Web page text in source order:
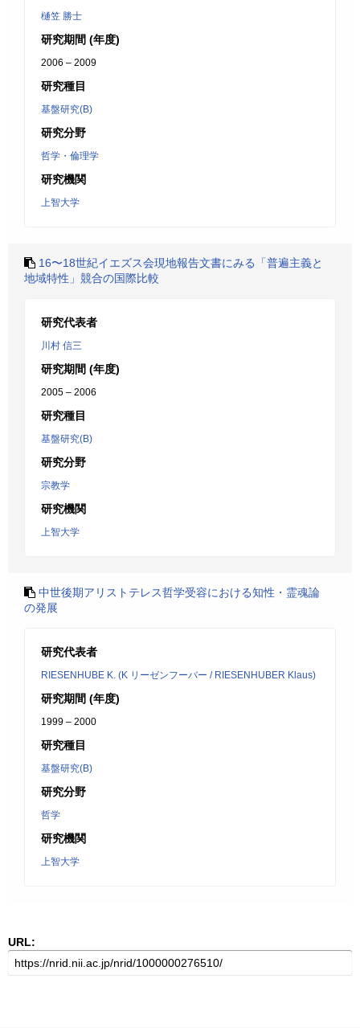
樋笠 勝士
研究期間 (年度)
2006 – 2009
研究種目
基盤研究(B)
研究分野
哲学・倫理学
研究機関
上智大学
16〜18世紀イエズス会現地報告文書にみる「普遍主義と
地域特性」競合の国際比較
研究代表者
川村 信三
研究期間 (年度)
2005 – 2006
研究種目
基盤研究(B)
研究分野
宗教学
研究機関
上智大学
中世後期アリストテレス哲学受容における知性・霊魂論
の発展
研究代表者
RIESENHUBE K. (K リーゼンフーバー / RIESENHUBER Klaus)
研究期間 (年度)
1999 – 2000
研究種目
基盤研究(B)
研究分野
哲学
研究機関
上智大学
URL: